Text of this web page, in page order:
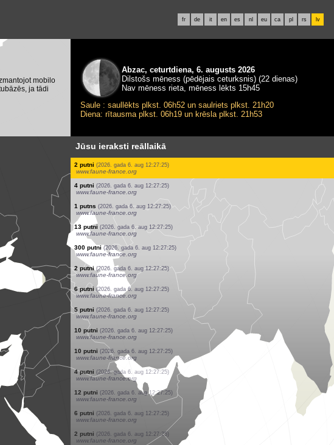
fr de it en es nl eu ca pl rs lv
mobilo
ja tādi
Abzac, ceturtdiena, 6. augusts 2026
Dilstošs mēness (pēdējais ceturksnis) (22 dienas)
Nav mēness rieta, mēness lēkts 15h45
Saule : saullēkts plkst. 06h52 un saulriets plkst. 21h20
Diena: rītausma plkst. 06h19 un krēsla plkst. 21h53
Jūsu ieraksti reāllaikā
2 putni (2026. gada 6. aug 12:27:25)
www.faune-france.org
1 putns (2026. gada 6. aug 12:27:25)
www.faune-france.org
1 putns (2026. gada 6. aug 12:27:25)
www.faune-france.org
1 putns (2026. gada 6. aug 12:27:25)
www.faune-france.org
1 putns (2026. gada 6. aug 12:27:25)
www.faune-france.org
3 putni (2026. gada 6. aug 12:27:25)
www.faune-france.org
10 putni (2026. gada 6. aug 12:27:25)
www.faune-france.org
1 putns (2026. gada 6. aug 12:27:25)
www.faune-france.org
2 putni (2026. gada 6. aug 12:27:25)
www.faune-france.org
4 putni (2026. gada 6. aug 12:27:25)
www.faune-france.org
1 putns (2026. gada 6. aug 12:27:25)
www.faune-france.org
13 putni (2026. gada 6. aug 12:27:25)
www.faune-france.org
300 putni (2026. gada 6. aug 12:27:25)
www.faune-france.org
2 putni (2026. gada 6. aug 12:27:25)
www.faune-france.org